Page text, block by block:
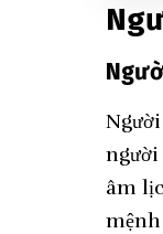
người
âm